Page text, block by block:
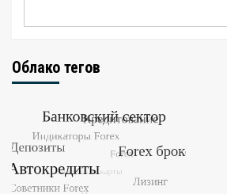
Облако тегов